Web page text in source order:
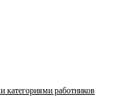
категориями работников